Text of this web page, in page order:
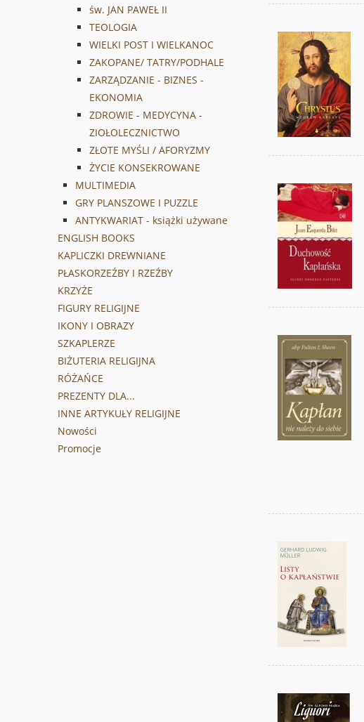
św. JAN PAWEŁ II
TEOLOGIA
WIELKI POST I WIELKANOC
ZAKOPANE/ TATRY/PODHALE
ZARZĄDZANIE - BIZNES -
EKONOMIA
ZDROWIE - MEDYCYNA -
ZIOŁOLECZNICTWO
ZŁOTE MYŚLI / AFORYZMY
ŻYCIE KONSEKROWANE
MULTIMEDIA
GRY PLANSZOWE I PUZZLE
ANTYKWARIAT - książki używane
ENGLISH BOOKS
KAPLICZKI DREWNIANE
PŁASKORZEŹBY I RZEŹBY
KRZYŻE
FIGURY RELIGIJNE
IKONY I OBRAZY
SZKAPLERZE
BIŻUTERIA RELIGIJNA
RÓŻAŃCE
PREZENTY DLA...
INNE ARTYKUŁY RELIGIJNE
Nowości
Promocje